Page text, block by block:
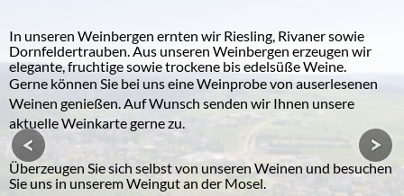
In unseren Weinbergen ernten wir Riesling, Rivaner sowie
Dornfeldertrauben. Aus unseren Weinbergen erzeugen wir
elegante, fruchtige sowie trockene bis edelsüße Weine.
Gerne können Sie bei uns eine Weinprobe von auserlesenen
Weinen genießen. Auf Wunsch senden wir Ihnen unsere
aktuelle Weinkarte gerne zu.
Überzeugen Sie sich selbst von unseren Weinen und besuchen
Sie uns in unserem Weingut an der Mosel.